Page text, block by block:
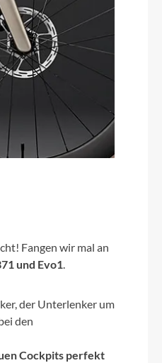
Fangen wir mal an
und Evo1.
der Unterlenker um
den
Cockpits perfekt